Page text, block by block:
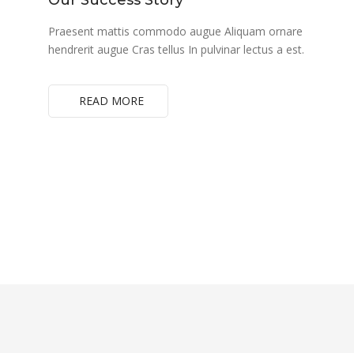
Praesent mattis commodo augue Aliquam ornare
hendrerit augue Cras tellus In pulvinar lectus a est.
READ MORE